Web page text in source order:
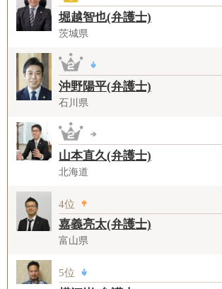
堀越智也(弁護士)
茨城県
沖野陽平(弁護士)
石川県
山本直久(弁護士)
北海道
4位
嘉義亮太(弁護士)
富山県
5位